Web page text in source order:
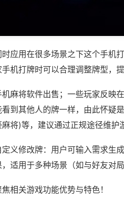
时应用在很多场景之下这个手机
手机打牌时可以合理调整牌型，
机麻将软件出售；一些玩家反映
看到其他人的牌一样，由此怀疑
麻将)等，建议通过正规途径维护
定义修改牌：用户可输入需求生
，适用于多种场景（如与好友对
相关游戏功能优势与特色！